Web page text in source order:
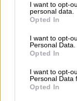
not limited to your
grant or deny
use your data for
consent section.
I want to opt-
personal data.
Opted In
I want to opt-
Personal Data.
Opted In
I want to opt-
Personal Data
Opted In
Το χαρέμι